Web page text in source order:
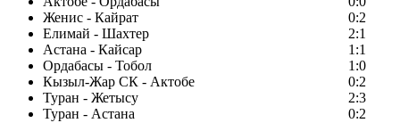
Женис - Кайрат
0:2
Елимай - Шахтер
2:1
Астана - Кайсар
1:1
Ордабасы - Тобол
1:0
Кызыл-Жар СК - Актобе
0:2
Туран - Жетысу
2:3
Туран - Астана
0:2